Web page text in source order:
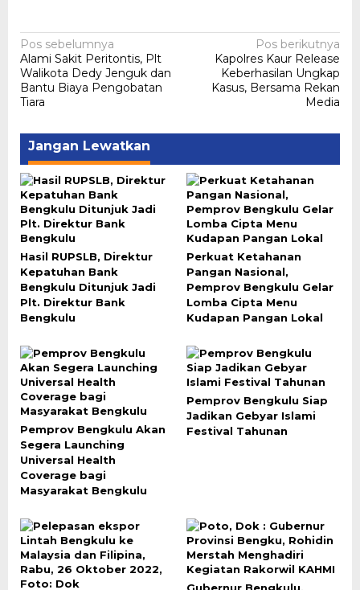
Navigasi
pos
Pos sebelumnya
Alami Sakit Peritontis, Plt
Walikota Dedy Jenguk dan
Bantu Biaya Pengobatan
Tiara
Pos berikutnya
Kapolres Kaur Release
Keberhasilan Ungkap
Kasus, Bersama Rekan
Media
Jangan Lewatkan
Hasil RUPSLB, Direktur
Kepatuhan Bank
Bengkulu Ditunjuk Jadi
Plt. Direktur Bank
Bengkulu
Perkuat Ketahanan
Pangan Nasional,
Pemprov Bengkulu Gelar
Lomba Cipta Menu
Kudapan Pangan Lokal
Pemprov Bengkulu Akan
Segera Launching
Universal Health
Coverage bagi
Masyarakat Bengkulu
Pemprov Bengkulu Siap
Jadikan Gebyar Islami
Festival Tahunan